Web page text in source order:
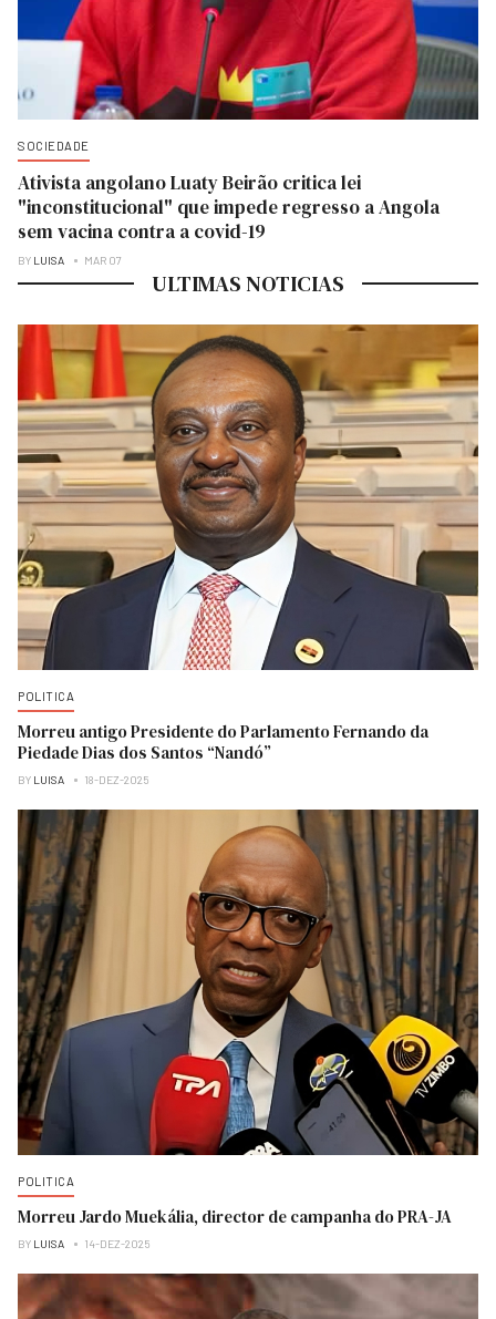
SOCIEDADE
Ativista angolano Luaty Beirão critica lei
"inconstitucional" que impede regresso a Angola
sem vacina contra a covid-19
BY LUISA MAR 07
ULTIMAS NOTICIAS
POLITICA
Morreu antigo Presidente do Parlamento Fernando da
Piedade Dias dos Santos “Nandó”
BY LUISA 18-DEZ-2025
POLITICA
Morreu Jardo Muekália, director de campanha do PRA-JA
BY LUISA 14-DEZ-2025